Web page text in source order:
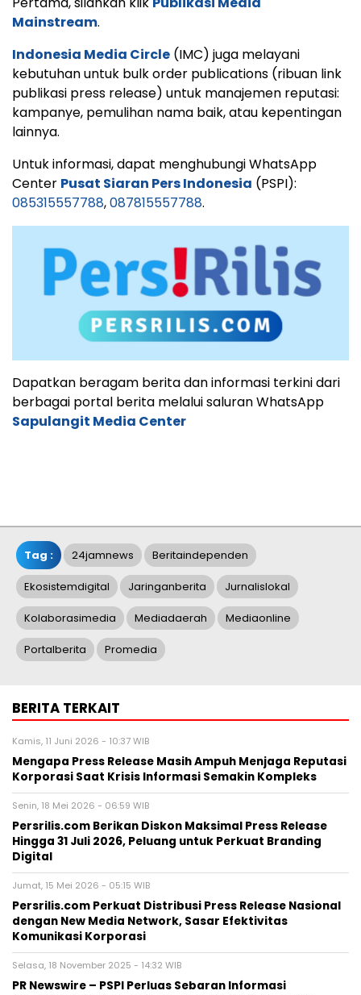
Mainstream.
Indonesia Media Circle (IMC) juga melayani
kebutuhan untuk bulk order publications (ribuan link
publikasi press release) untuk manajemen reputasi:
kampanye, pemulihan nama baik, atau kepentingan
lainnya.
Untuk informasi, dapat menghubungi WhatsApp
Center Pusat Siaran Pers Indonesia (PSPI):
085315557788,087815557788.
Dapatkan beragam berita dan informasi terkini dari
berbagai portal berita melalui saluran WhatsApp
Sapulangit Media Center
Tag : 24jamnews Beritaindependen
Ekosistemdigital Jaringanberita Jurnalislokal
Kolaborasimedia Mediadaerah Mediaonline
Portalberita Promedia
BERITA TERKAIT
Kamis, 11 Juni 2026 - 10:37 WIB
Mengapa Press Release Masih Ampuh Menjaga Reputasi
Korporasi Saat Krisis Informasi Semakin Kompleks
Senin, 18 Mei 2026 - 06:59 WIB
Persrilis.com Berikan Diskon Maksimal Press Release
Hingga 31 Juli 2026, Peluang untuk Perkuat Branding
Digital
Jumat, 15 Mei 2026 - 05:15 WIB
Persrilis.com Perkuat Distribusi Press Release Nasional
dengan New Media Network, Sasar Efektivitas
Komunikasi Korporasi
Selasa, 18 November 2025 - 14:32 WIB
PR Newswire – PSPI Perluas Sebaran Informasi